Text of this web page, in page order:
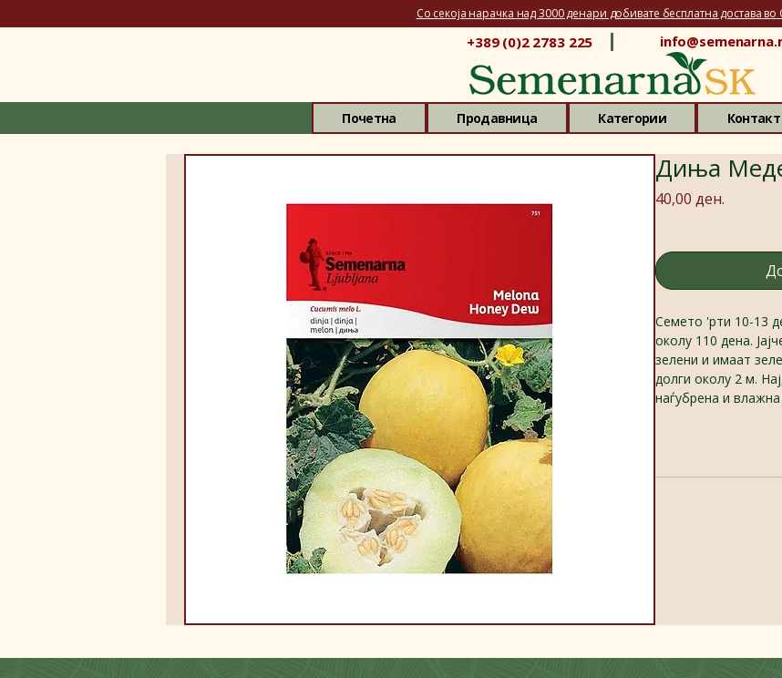
Со секоја нарачка над 3000 денари добивате бесплатна достава во
+389 (0)2 2783 225
Почетна Продавница Категории Контакт
Диња
40,00 ден.
Семето 'рти 10-13
околу 110 дена.
зелени и имаат
долги околу 2 м.
наѓубрена и